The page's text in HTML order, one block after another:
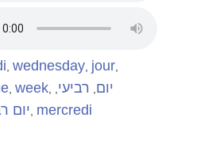
wednesday, jour,
week יום רביעי
יום mercredi